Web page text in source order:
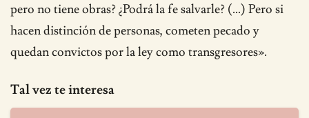
pero no tiene obras? ¿Podrá la fe salvarle? (…) Pero si
hacen distinción de personas, cometen pecado y
quedan convictos por la ley como transgresores».
Tal vez te interesa